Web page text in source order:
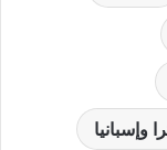
وإسبانيا